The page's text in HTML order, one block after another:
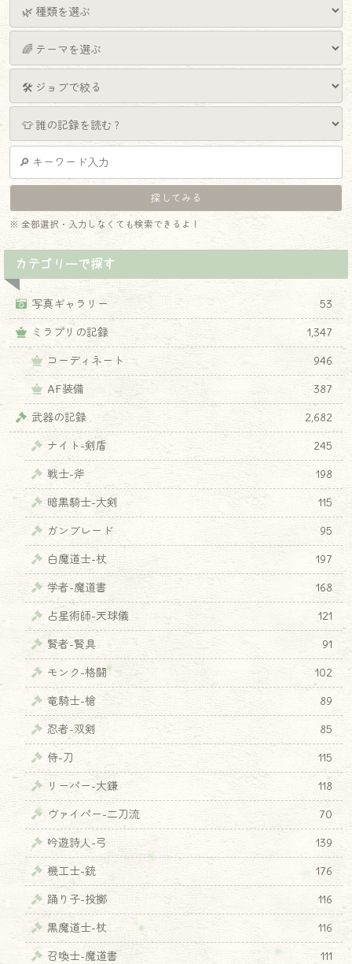
※ 全部選択・入力しなくても検索できるよ！
カテゴリーで探す
写真ギャラリー
53
ミラプリの記録
1,347
コーディネート
946
AF装備
387
武器の記録
2,682
ナイト-剣盾
245
戦士-斧
198
暗黒騎士-大剣
115
ガンブレード
95
白魔道士-杖
197
学者-魔道書
168
占星術師-天球儀
121
賢者-賢具
91
モンク-格闘
102
竜騎士-槍
89
忍者-双剣
85
侍-刀
115
リーパー-大鎌
118
ヴァイパー-二刀流
70
吟遊詩人-弓
139
機工士-銃
176
踊り子-投擲
116
黒魔道士-杖
116
召喚士-魔道書
111